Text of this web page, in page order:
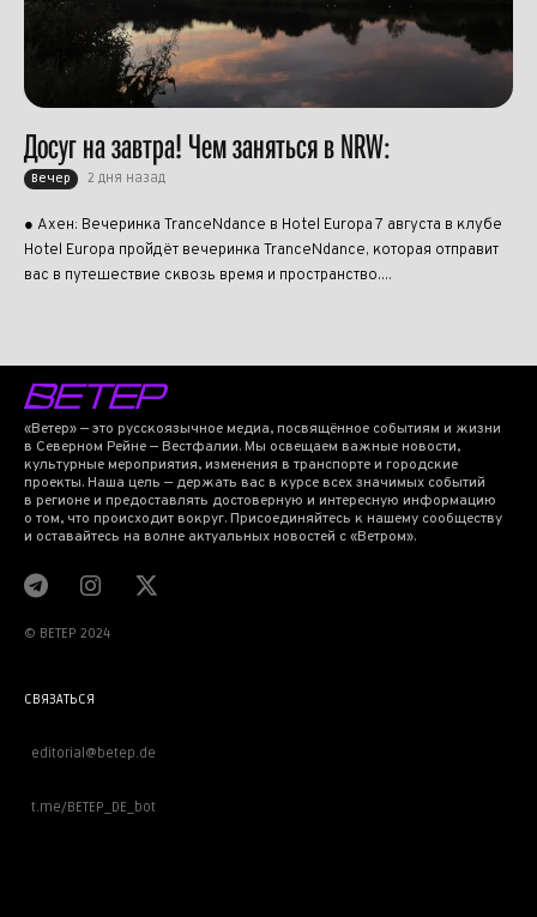
Досуг на завтра! Чем заняться в NRW:
Вечер 2 дня назад
● Ахен: Вечеринка TranceNdance в Hotel Europa 7 августа в клубе
Hotel Europa пройдёт вечеринка TranceNdance, которая отправит
вас в путешествие сквозь время и пространство....
«Ветер» — это русскоязычное медиа, посвящённое событиям и жизни
в Северном Рейне — Вестфалии. Мы освещаем важные новости,
культурные мероприятия, изменения в транспорте и городские
проекты. Наша цель — держать вас в курсе всех значимых событий
в регионе и предоставлять достоверную и интересную информацию
о том, что происходит вокруг. Присоединяйтесь к нашему сообществу
и оставайтесь на волне актуальных новостей с «Ветром».
© BETEP 2024
СВЯЗАТЬСЯ
editorial@betep.de
t.me/BETEP_DE_bot